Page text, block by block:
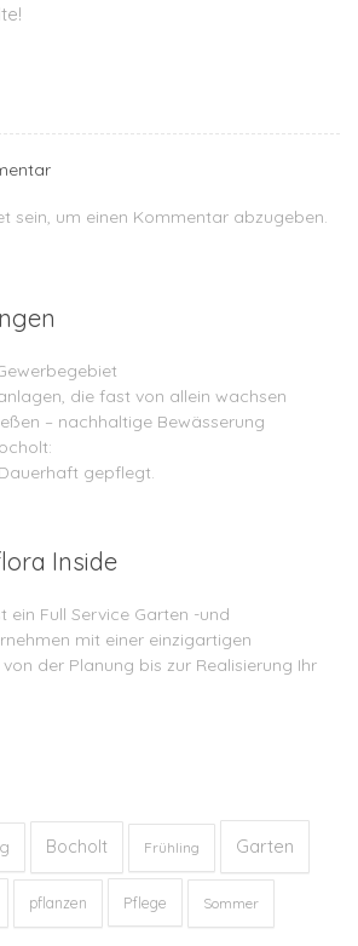
sein, um einen Kommentar abzugeben.
die fast von allein wachsen
– nachhaltige Bewässerung
gepflegt.
Inside
ein Full Service Garten -und
mit einer einzigartigen
der Planung bis zur Realisierung Ihr
Bocholt Frühling Garten
pflanzen Pflege Sommer